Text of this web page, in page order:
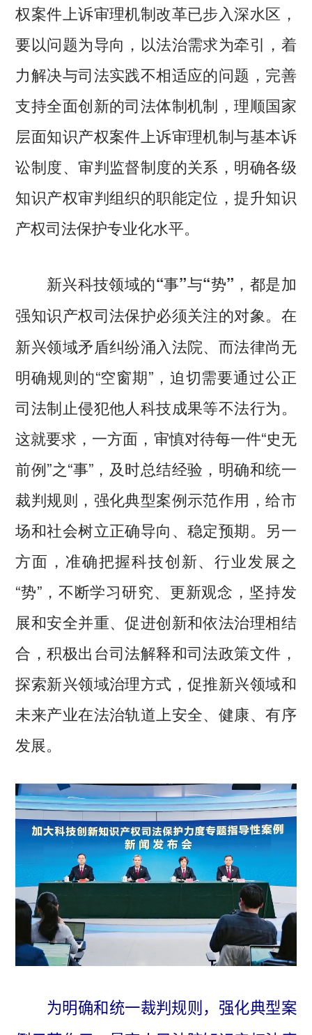
权案件上诉审理机制改革已步入深水区，
要以问题为导向，以法治需求为牵引，着
力解决与司法实践不相适应的问题，完善
支持全面创新的司法体制机制，理顺国家
层面知识产权案件上诉审理机制与基本诉
讼制度、审判监督制度的关系，明确各级
知识产权审判组织的职能定位，提升知识
产权司法保护专业化水平。
新兴科技领域的“事”与“势”，都是加
强知识产权司法保护必须关注的对象。 在
新兴领域矛盾纠纷涌入法院、而法律尚无
明确规则的“空窗期”，迫切需要通过公正
司法制止侵犯他人科技成果等不法行为。
这就要求，一方面，审慎对待每一件“史无
前例”之“事”，及时总结经验，明确和统一
裁判规则，强化典型案例示范作用，给市
场和社会树立正确导向、稳定预期。另一
方面，准确把握科技创新、行业发展之
“势”，不断学习研究、更新观念，坚持发
展和安全并重、促进创新和依法治理相结
合，积极出台司法解释和司法政策文件，
探索新兴领域治理方式，促推新兴领域和
未来产业在法治轨道上安全、健康、有序
发展。
为明确和统一裁判规则，强化典型案